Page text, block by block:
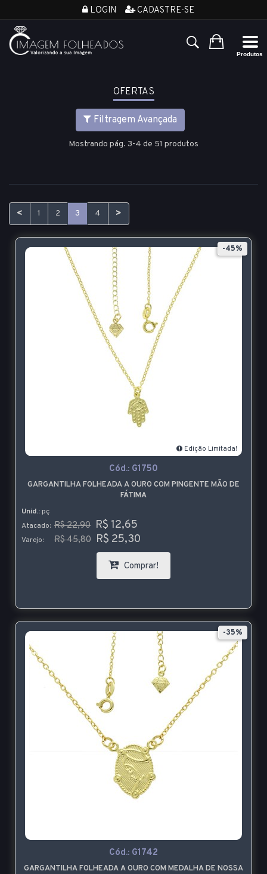
LOGIN CADASTRE-SE
OFERTAS
Filtragem Avançada
Mostrando pág. 3-4 de 51 produtos
< 1 2 3 4 >
-45%
Edição Limitada!
Cód.: G1750
GARGANTILHA FOLHEADA A OURO COM PINGENTE MÃO DE
FÁTIMA
Unid.: pç
Atacado: R$ 22,90 R$ 12,65
Varejo: R$ 45,80 R$ 25,30
Comprar!
-35%
Cód.: G1742
GARGANTILHA FOLHEADA A OURO COM MEDALHA DE NOSSA